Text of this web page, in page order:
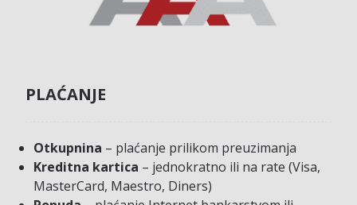
PLAĆANJE
Otkupnina – plaćanje prilikom preuzimanja
Kreditna kartica – jednokratno ili na rate (Visa,
MasterCard, Maestro, Diners)